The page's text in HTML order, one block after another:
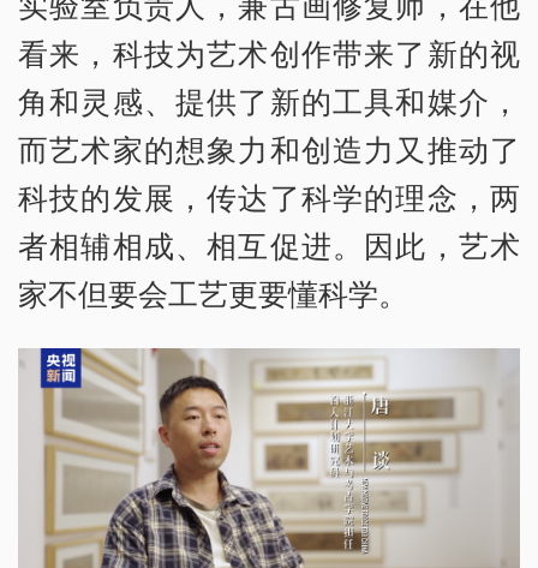
看来，科技为艺术创作带来了新的视
角和灵感、提供了新的工具和媒介，
而艺术家的想象力和创造力又推动了
科技的发展，传达了科学的理念，两
者相辅相成、相互促进。因此，艺术
家不但要会工艺更要懂科学。